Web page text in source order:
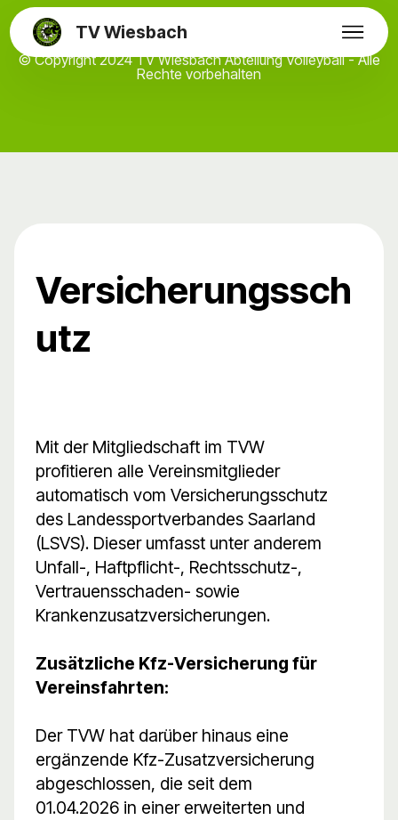
TV Wiesbach
© Copyright 2024 TV Wiesbach Abteilung Volleyball - Alle
Rechte vorbehalten
Versicherungssch
utz
Mit der Mitgliedschaft im TVW
profitieren alle Vereinsmitglieder
automatisch vom Versicherungsschutz
des Landessportverbandes Saarland
(LSVS). Dieser umfasst unter anderem
Unfall-, Haftpflicht-, Rechtsschutz-,
Vertrauensschaden- sowie
Krankenzusatzversicherungen.
Zusätzliche Kfz-Versicherung für
Vereinsfahrten:
Der TVW hat darüber hinaus eine
ergänzende Kfz-Zusatzversicherung
abgeschlossen, die seit dem
01.04.2026 in einer erweiterten und